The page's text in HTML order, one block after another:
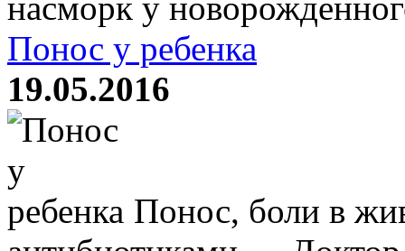
Понос у ребенка
19.05.2016
Понос, боли в